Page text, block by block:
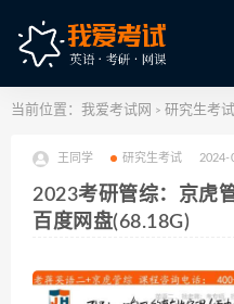
当前位置： 我爱考试网 > 研究生考试
王同学 研究生考试 2024-
2023考研管综：京虎
百度网盘(68.18G)